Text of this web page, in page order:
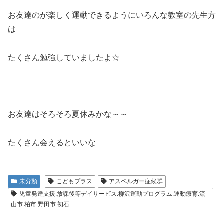
お友達のが楽しく運動できるようにいろんな教室の先生方
は
たくさん勉強していましたよ☆
お友達はそろそろ夏休みかな～～
たくさん会えるといいな
未分類 こどもプラス
アスペルガー症候群
児童発達支援.放課後等デイサービス.柳沢運動プログラム.運動療育.流
山市.柏市.野田市.初石